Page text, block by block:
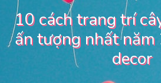
10 cách trang trí
ấn tượng nhất
decor